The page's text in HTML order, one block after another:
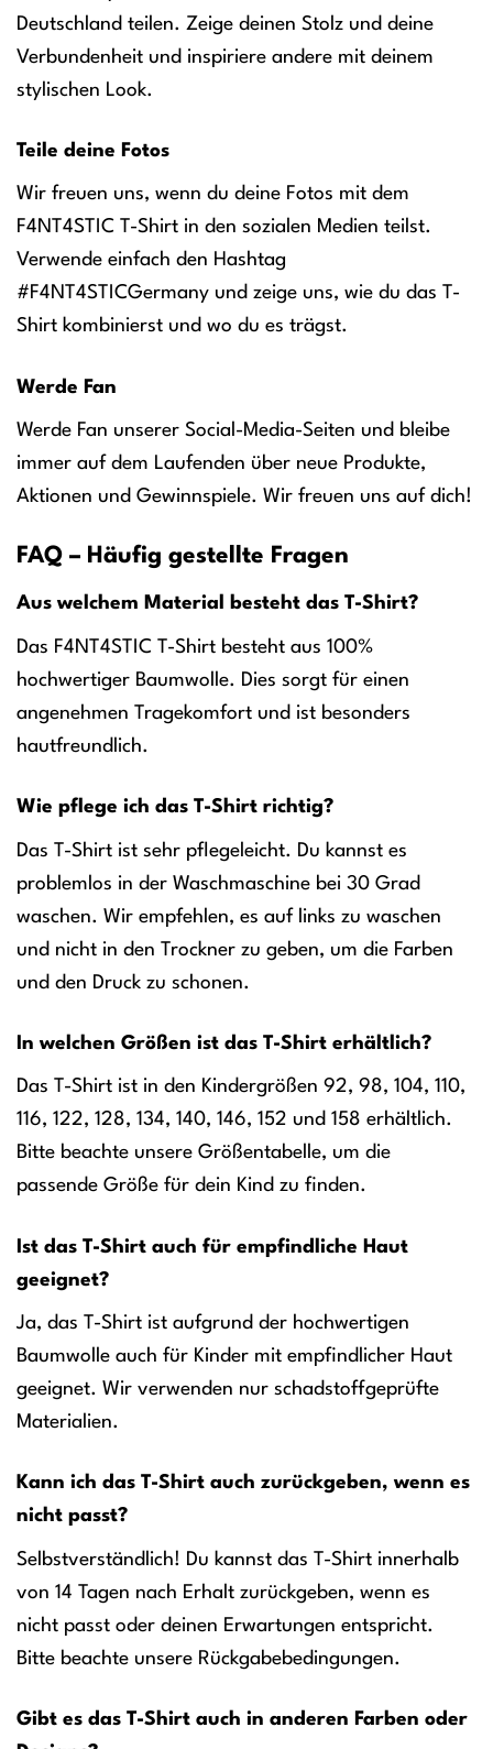
Deutschland teilen. Zeige deinen Stolz und deine
Verbundenheit und inspiriere andere mit deinem
stylischen Look.
Teile deine Fotos
Wir freuen uns, wenn du deine Fotos mit dem
F4NT4STIC T-Shirt in den sozialen Medien teilst.
Verwende einfach den Hashtag
#F4NT4STICGermany und zeige uns, wie du das T-
Shirt kombinierst und wo du es trägst.
Werde Fan
Werde Fan unserer Social-Media-Seiten und bleibe
immer auf dem Laufenden über neue Produkte,
Aktionen und Gewinnspiele. Wir freuen uns auf dich!
FAQ – Häufig gestellte Fragen
Aus welchem Material besteht das T-Shirt?
Das F4NT4STIC T-Shirt besteht aus 100%
hochwertiger Baumwolle. Dies sorgt für einen
angenehmen Tragekomfort und ist besonders
hautfreundlich.
Wie pflege ich das T-Shirt richtig?
Das T-Shirt ist sehr pflegeleicht. Du kannst es
problemlos in der Waschmaschine bei 30 Grad
waschen. Wir empfehlen, es auf links zu waschen
und nicht in den Trockner zu geben, um die Farben
und den Druck zu schonen.
In welchen Größen ist das T-Shirt erhältlich?
Das T-Shirt ist in den Kindergrößen 92, 98, 104, 110,
116, 122, 128, 134, 140, 146, 152 und 158 erhältlich.
Bitte beachte unsere Größentabelle, um die
passende Größe für dein Kind zu finden.
Ist das T-Shirt auch für empfindliche Haut
geeignet?
Ja, das T-Shirt ist aufgrund der hochwertigen
Baumwolle auch für Kinder mit empfindlicher Haut
geeignet. Wir verwenden nur schadstoffgeprüfte
Materialien.
Kann ich das T-Shirt auch zurückgeben, wenn es
nicht passt?
Selbstverständlich! Du kannst das T-Shirt innerhalb
von 14 Tagen nach Erhalt zurückgeben, wenn es
nicht passt oder deinen Erwartungen entspricht.
Bitte beachte unsere Rückgabebedingungen.
Gibt es das T-Shirt auch in anderen Farben oder